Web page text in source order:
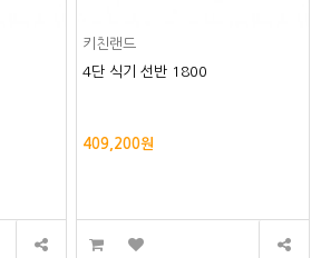
키친랜드
4단 식기 선반 1800
409,200원